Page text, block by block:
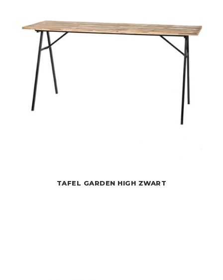
TAFEL GARDEN HIGH ZWART